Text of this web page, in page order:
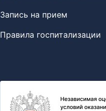
Запись на прием
Правила госпитализации